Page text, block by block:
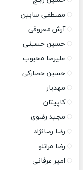
مصطفی سابین
آرش معروفی
حسین حسینی
علیرضا محبوب
حسین حصارکی
مهدیار
کاپیتان
مجید رضوی
رضا رضانژاد
رضا مرانلو
امیر عرفانی